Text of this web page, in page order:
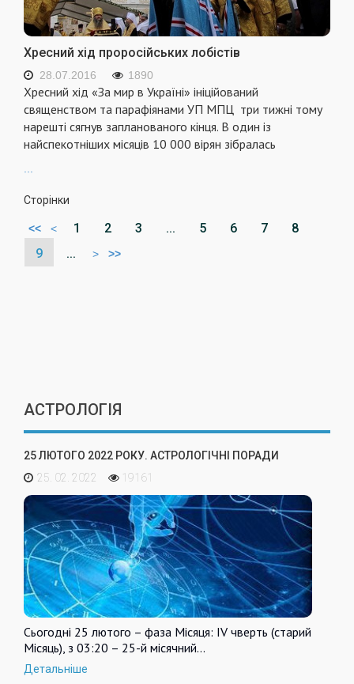
Хресний хід проросійських лобістів
28.07.2016 1890
Хресний хід «За мир в Україні» ініційований
священством та парафіянами УП МПЦ три тижні тому
нарешті сягнув запланованого кінця. В один із
найспекотніших місяців 10 000 вірян зібралась
Сторінки
<< < 1 2 3 ... 5 6 7
8
9
... > >>
АСТРОЛОГІЯ
25 ЛЮТОГО 2022 РОКУ. АСТРОЛОГІЧНІ ПОРАДИ
25. 02. 2022
19161
Сьогодні 25 лютого – фаза Місяця: IV чверть (старий
Місяць), з 03:20 – 25-й місячний…
Детальніше